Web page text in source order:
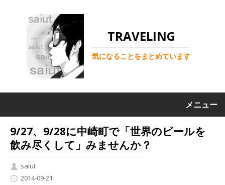
TRAVELING
気になることをまとめています
メニュー
9/27、9/28に中崎町で「世界のビールを
飲み尽くして」みませんか？
saiut
2014-09-21